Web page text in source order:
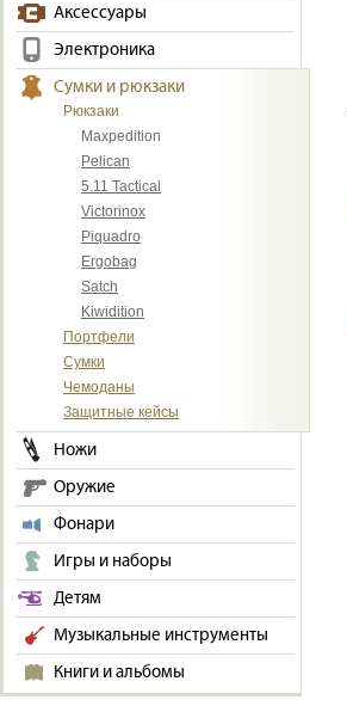
Аксессуары
Электроника
Сумки и рюкзаки
Рюкзаки
Maxpedition
Pelican
5.11 Tactical
Victorinox
Piquadro
Ergobag
Satch
Kiwidition
Портфели
Сумки
Чемоданы
Защитные кейсы
Ножи
Оружие
Фонари
Игры и наборы
Детям
Музыкальные инструменты
Книги и альбомы